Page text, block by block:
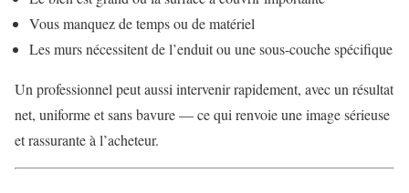
Vous manquez de temps ou de matériel
Les murs nécessitent de l’enduit ou une sous-couche spécifique
Un professionnel peut aussi intervenir rapidement, avec un résultat
net, uniforme et sans bavure — ce qui renvoie une image sérieuse
et rassurante à l’acheteur.